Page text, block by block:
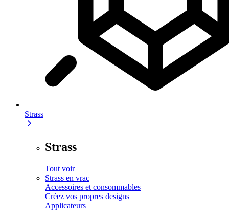
Strass
Strass
Tout voir
Strass en vrac
Accessoires et consommables
Créez vos propres designs
Applicateurs